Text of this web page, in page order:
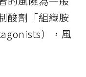
酸劑「組織胺
），風